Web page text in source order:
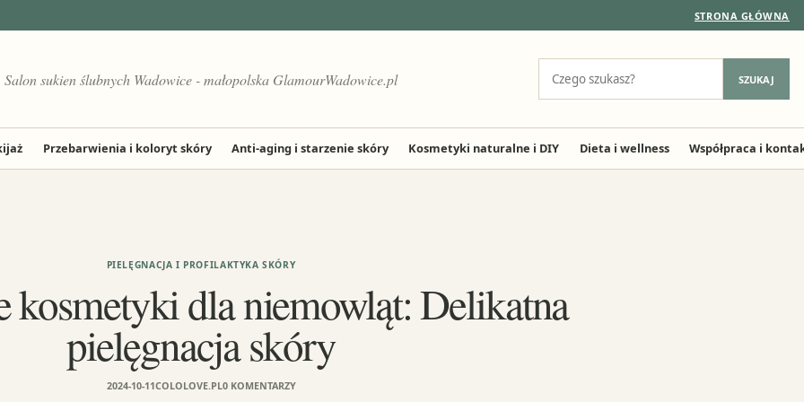
STRONA GŁÓWNA
Salon sukien ślubnych Wadowice - małopolska GlamourWadowice.pl SZUKAJ
Przebarwienia i koloryt skóry Anti-aging i starzenie skóry Kosmetyki naturalne i DIY Dieta i wellness Współpraca i
PIELĘGNACJA I PROFILAKTYKA SKÓRY
kosmetyki dla niemowląt: Delikatna
pielęgnacja skóry
2024-10-11COLOLOVE.PL0 KOMENTARZY